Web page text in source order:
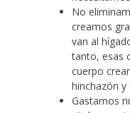
No
creamos
van al
tanto, esas
cuerpo
hinchazón y
Gastamos